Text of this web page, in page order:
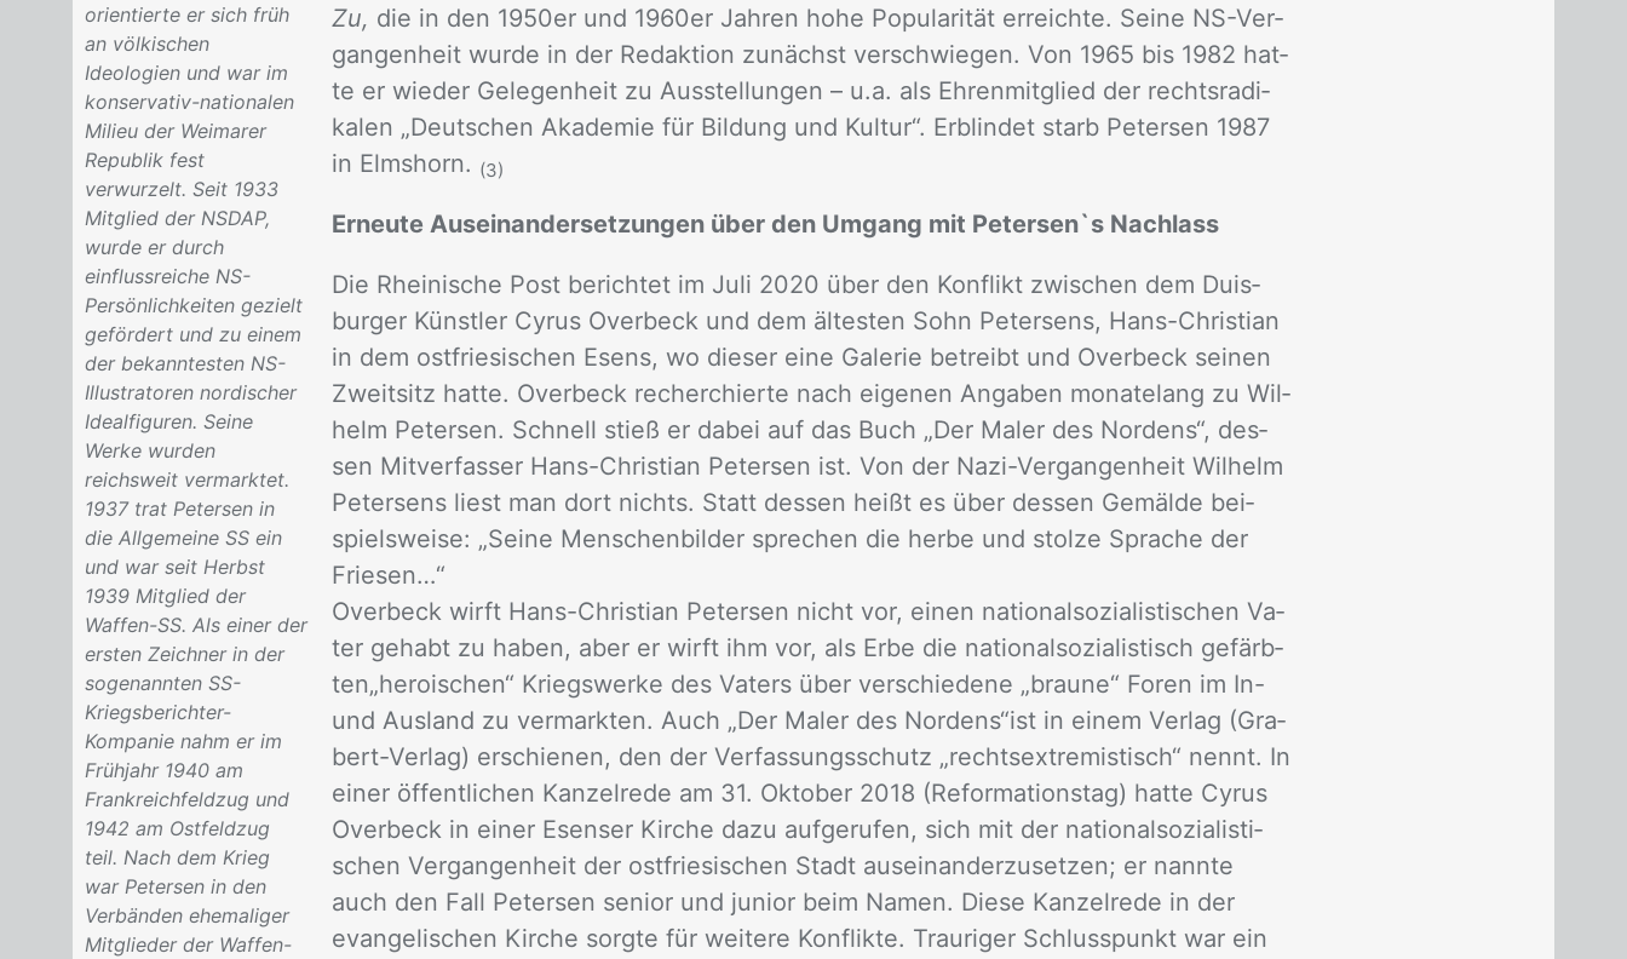
orientierte er sich früh
an völkischen
Ideologien und war im
konservativ-nationalen
Milieu der Weimarer
Republik fest
verwurzelt. Seit 1933
Mitglied der NSDAP,
wurde er durch
einflussreiche NS-
Persönlichkeiten gezielt
gefördert und zu einem
der bekanntesten NS-
Illustratoren nordischer
Idealfiguren. Seine
Werke wurden
reichsweit vermarktet.
1937 trat Petersen in
die Allgemeine SS ein
und war seit Herbst
1939 Mitglied der
Waffen-SS. Als einer der
ersten Zeichner in der
sogenannten SS-
Kriegsberichter-
Kompanie nahm er im
Frühjahr 1940 am
Frankreichfeldzug und
1942 am Ostfeldzug
teil. Nach dem Krieg
war Petersen in den
Verbänden ehemaliger
Mitglieder der Waffen-
Zu, die in den 1950er und 1960er Jah­ren hohe Po­pu­la­ri­tät er­reich­te. Sei­ne NS-Ver­
gan­gen­heit wur­de in der Re­dak­ti­on zu­nächst ver­schwie­gen. Von 1965 bis 1982 hat­
te er wie­der Ge­le­gen­heit zu Aus­stel­lun­gen – u.a. als Eh­ren­mit­glied der rechts­ra­di­
ka­len „Deut­schen Aka­de­mie für Bil­dung und Kul­tur“. Er­blin­det starb Pe­ter­sen 1987
in Elms­horn. (3)
Erneute Auseinandersetzungen über den Umgang mit Petersen`s Nachlass
Die Rhei­ni­sche Post be­rich­tet im Juli 2020 über den Kon­flikt zwi­schen dem Duis­
bur­ger Künst­ler Cy­rus Over­beck und dem äl­tes­ten Sohn Pe­ter­sens, Hans-Chris­ti­an
in dem ost­frie­si­schen Esens, wo die­ser eine Ga­le­rie be­treibt und Over­beck sei­nen
Zweit­sitz hat­te. Over­beck re­cher­chier­te nach ei­ge­nen An­ga­ben mo­na­te­lang zu Wil­
helm Pe­ter­sen. Schnell stieß er da­bei auf das Buch „Der Ma­ler des Nor­dens“, des­
sen Mit­ver­fas­ser Hans-Chris­ti­an Pe­ter­sen ist. Von der Nazi-Ver­gan­gen­heit Wil­helm
Pe­ter­sens liest man dort nichts. Statt des­sen heißt es über des­sen Ge­mäl­de bei­
spiels­wei­se: „Sei­ne Men­schen­bil­der spre­chen die her­be und stol­ze Spra­che der
Frie­sen…“
Over­beck wirft Hans-Chris­ti­an Pe­ter­sen nicht vor, ei­nen na­tio­nal­so­zia­lis­ti­schen Va­
ter ge­habt zu ha­ben, aber er wirft ihm vor, als Erbe die na­tio­nal­so­zia­lis­tisch ge­färb­
ten„he­roi­schen“ Kriegs­wer­ke des Va­ters über ver­schie­de­ne „brau­ne“ Fo­ren im In-
und Aus­land zu ver­mark­ten. Auch „Der Ma­ler des Nor­dens“ist in ei­nem Ver­lag (Gra­
bert-Ver­lag) er­schie­nen, den der Ver­fas­sungs­schutz „rechts­ex­tre­mis­tisch“ nennt. In
ei­ner öf­fent­li­chen Kan­zel­re­de am 31. Ok­to­ber 2018 (Re­for­ma­ti­ons­tag) hat­te Cy­rus
Over­beck in ei­ner Esen­ser Kir­che dazu auf­ge­ru­fen, sich mit der na­tio­nal­so­zia­lis­ti­
schen Ver­gan­gen­heit der ost­frie­si­schen Stadt aus­ein­an­der­zu­set­zen; er nann­te
auch den Fall Pe­ter­sen se­ni­or und ju­ni­or beim Na­men. Die­se Kan­zel­re­de in der
evan­ge­li­schen Kir­che sorg­te für wei­te­re Kon­flik­te. Trau­ri­ger Schluss­punkt war ein